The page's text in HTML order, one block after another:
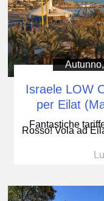
Autunno
Israele LOW
per Eilat
Fantastiche
Rosso! Vola ad